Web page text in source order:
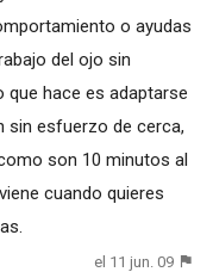
o ayudas
del ojo sin
que hace es adaptarse
sin esfuerzo de cerca,
son 10 minutos al
cuando quieres
el 11 jun. 09